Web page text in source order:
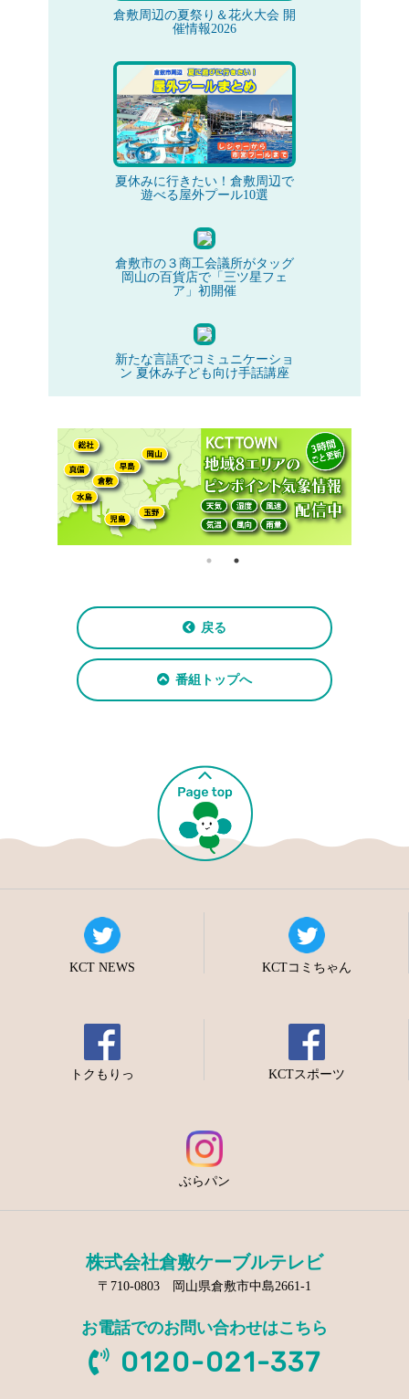
倉敷周辺の夏祭り＆花火大会 開
催情報2026
夏休みに行きたい！倉敷周辺で
遊べる屋外プール10選
倉敷市の３商工会議所がタッグ
岡山の百貨店で「三ツ星フェ
ア」初開催
新たな言語でコミュニケーショ
ン 夏休み子ども向け手話講座
戻る
番組トップへ
KCT NEWS KCTコミちゃん
トクもりっ KCTスポーツ
ぶらパン
株式会社倉敷ケーブルテレビ
〒710-0803 岡山県倉敷市中島2661-1
お電話でのお問い合わせはこちら
0120-021-337